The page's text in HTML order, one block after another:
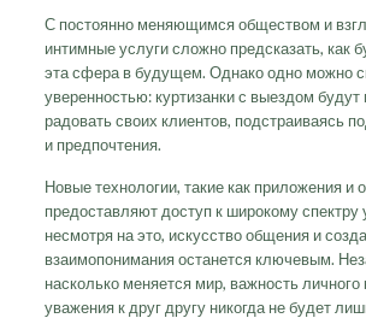
С постоянно меняющимся обществом и
интимные услуги сложно предсказать, как
эта сфера в будущем. Однако одно можно
уверенностью: куртизанки с выездом
радовать своих клиентов, подстраиваясь
и предпочтения.
Новые технологии, такие как приложения и
предоставляют доступ к широкому спектру
несмотря на это, искусство общения и
взаимопонимания останется ключевым.
насколько меняется мир, важность личного
уважения к друг другу никогда не будет